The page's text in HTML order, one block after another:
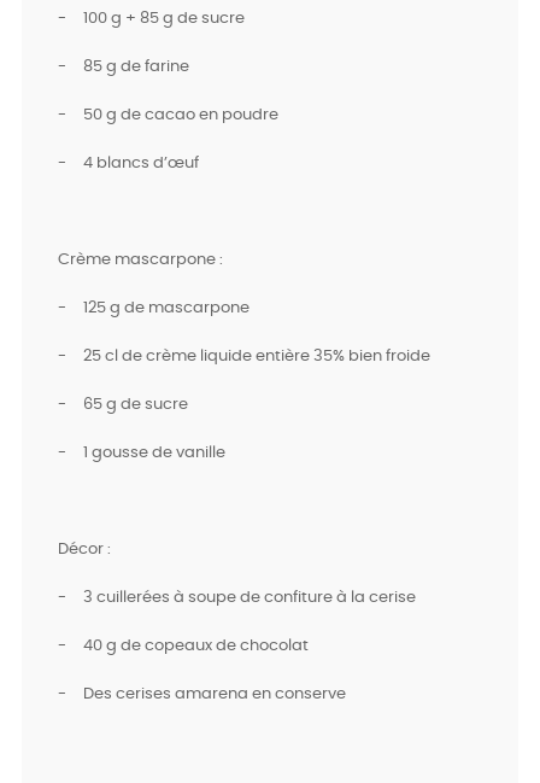
- 100 g + 85 g de sucre
- 85 g de farine
- 50 g de cacao en poudre
- 4 blancs d’œuf
Crème mascarpone :
- 125 g de mascarpone
- 25 cl de crème liquide entière 35% bien froide
- 65 g de sucre
- 1 gousse de vanille
Décor :
- 3 cuillerées à soupe de confiture à la cerise
- 40 g de copeaux de chocolat
- Des cerises amarena en conserve